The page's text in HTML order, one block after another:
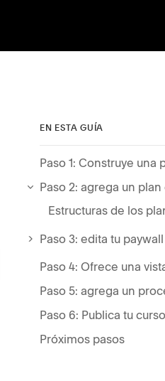
EN ESTA GUÍA
Paso 1: Construye una
Paso 2: agrega un
Estructuras de los
Paso 3: edita tu paywall
Paso 4: Ofrece una
Paso 5: agrega un
Paso 6: Publica tu curso
Próximos pasos